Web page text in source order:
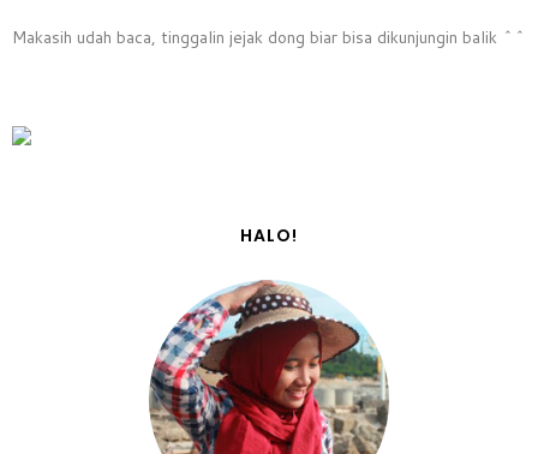
Makasih udah baca, tinggalin jejak dong biar bisa dikunjungin balik ^^
HALO!